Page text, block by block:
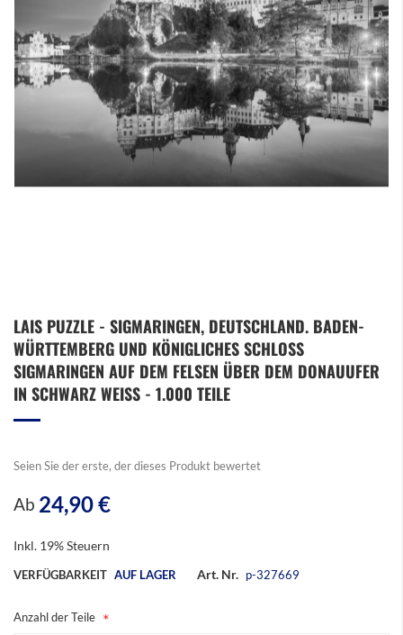
Anfang
der
Bildergalerie
springen
LAIS PUZZLE - SIGMARINGEN, DEUTSCHLAND. BADEN-
WÜRTTEMBERG UND KÖNIGLICHES SCHLOSS
SIGMARINGEN AUF DEM FELSEN ÜBER DEM DONAUUFER
IN SCHWARZ WEISS - 1.000 TEILE
Seien Sie der erste, der dieses Produkt bewertet
Ab 24,90 €
Inkl. 19% Steuern
VERFÜGBARKEIT AUF LAGER Art. Nr. p-327669
Anzahl der Teile